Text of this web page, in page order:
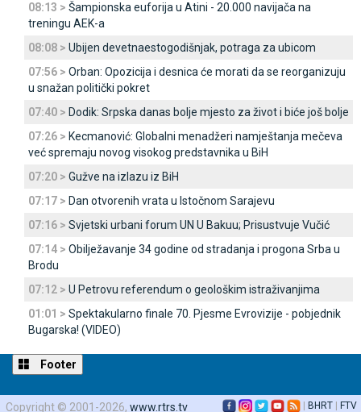
08:13 > Šampionska euforija u Atini - 20.000 navijača na
treningu AEK-a
08:08 > Ubijen devetnaestogodišnjak, potraga za ubicom
07:56 > Orban: Opozicija i desnica će morati da se reorganizuju
u snažan politički pokret
07:40 > Dodik: Srpska danas bolje mjesto za život i biće još bolje
07:26 > Kecmanović: Globalni menadžeri namještanja mečeva
već spremaju novog visokog predstavnika u BiH
07:20 > Gužve na izlazu iz BiH
07:17 > Dan otvorenih vrata u Istočnom Sarajevu
07:16 > Svjetski urbani forum UN U Bakuu; Prisustvuje Vučić
07:14 > Obilježavanje 34 godine od stradanja i progona Srba u
Brodu
07:12 > U Petrovu referendum o geološkim istraživanjima
01:01 > Spektakularno finale 70. Pjesme Evrovizije - pobjednik
Bugarska! (VIDEO)
Footer
Copyright © 2001-2026, www.rtrs.tv BHRT FTV